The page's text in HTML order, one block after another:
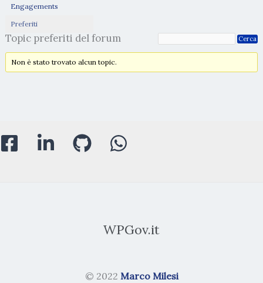
Engagements
Preferiti
Topic preferiti del forum
Non è stato trovato alcun topic.
WPGov.it
© 2022 Marco Milesi